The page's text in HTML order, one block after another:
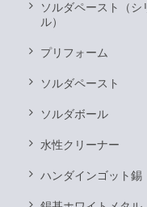
ソルダペースト（シ
ル）
プリフォーム
ソルダペースト
ソルダボール
水性クリーナー
ハンダインゴット錫